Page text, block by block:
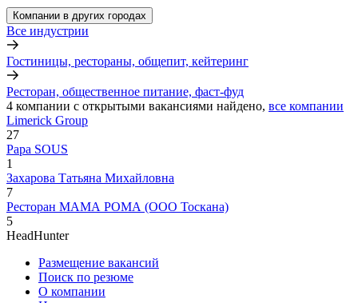
Компании в других городах
Все индустрии
Гостиницы, рестораны, общепит, кейтеринг
Ресторан, общественное питание, фаст-фуд
4 компании с открытыми вакансиями найдено, все компании
Limerick Group
27
Papa SOUS
1
Захарова Татьяна Михайловна
7
Ресторан МАМА РОМА (ООО Тоскана)
5
HeadHunter
Размещение вакансий
Поиск по резюме
О компании